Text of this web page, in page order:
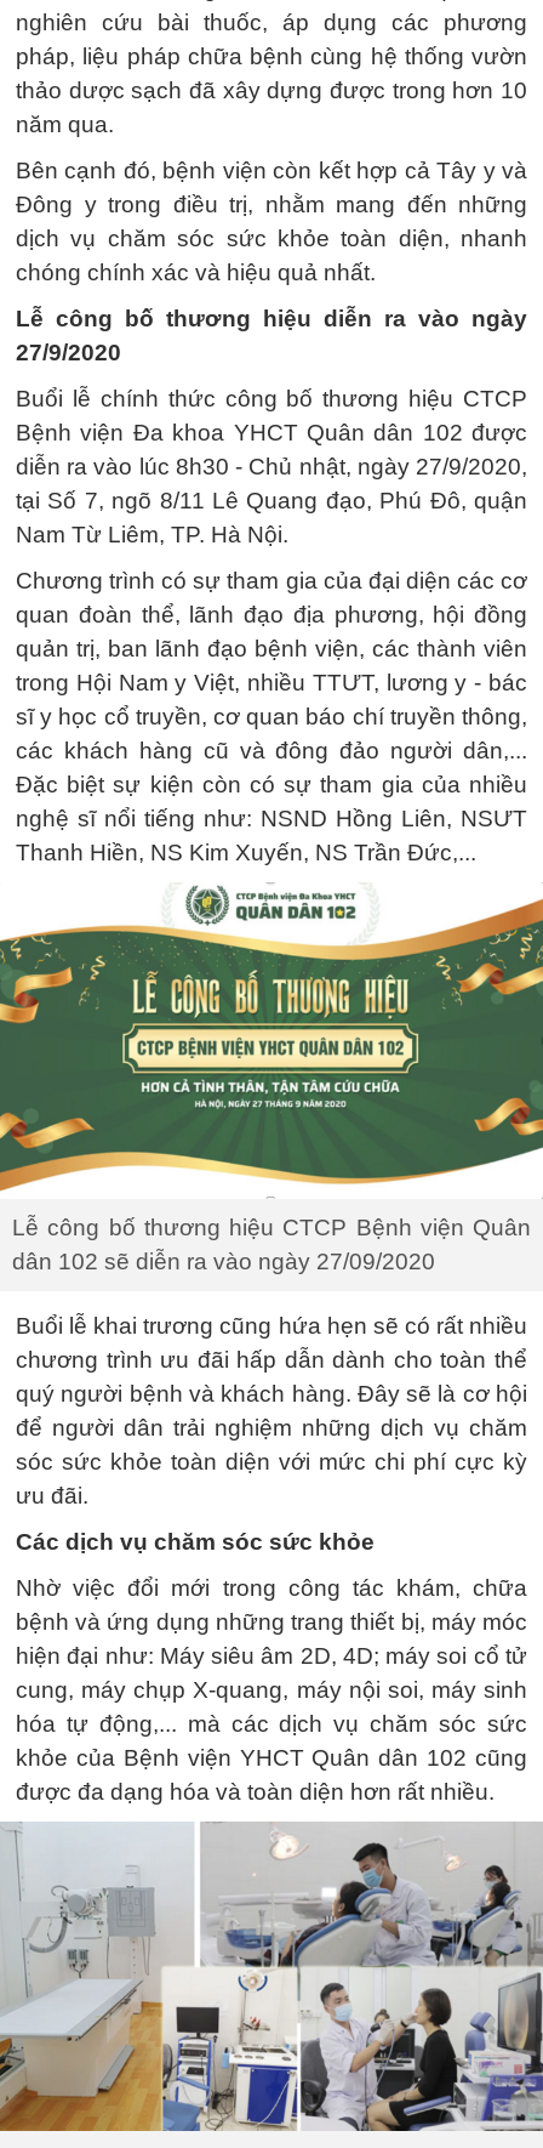
nghiên cứu bài thuốc, áp dụng các phương
pháp, liệu pháp chữa bệnh cùng hệ thống vườn
thảo dược sạch đã xây dựng được trong hơn 10
năm qua.
Bên cạnh đó, bệnh viện còn kết hợp cả Tây y và
Đông y trong điều trị, nhằm mang đến những
dịch vụ chăm sóc sức khỏe toàn diện, nhanh
chóng chính xác và hiệu quả nhất.
Lễ công bố thương hiệu diễn ra vào ngày
27/9/2020
Buổi lễ chính thức công bố thương hiệu CTCP
Bệnh viện Đa khoa YHCT Quân dân 102 được
diễn ra vào lúc 8h30 - Chủ nhật, ngày 27/9/2020,
tại Số 7, ngõ 8/11 Lê Quang đạo, Phú Đô, quận
Nam Từ Liêm, TP. Hà Nội.
Chương trình có sự tham gia của đại diện các cơ
quan đoàn thể, lãnh đạo địa phương, hội đồng
quản trị, ban lãnh đạo bệnh viện, các thành viên
trong Hội Nam y Việt, nhiều TTƯT, lương y - bác
sĩ y học cổ truyền, cơ quan báo chí truyền thông,
các khách hàng cũ và đông đảo người dân,...
Đặc biệt sự kiện còn có sự tham gia của nhiều
nghệ sĩ nổi tiếng như: NSND Hồng Liên, NSƯT
Thanh Hiền, NS Kim Xuyến, NS Trần Đức,...
Lễ công bố thương hiệu CTCP Bệnh viện Quân
dân 102 sẽ diễn ra vào ngày 27/09/2020
Buổi lễ khai trương cũng hứa hẹn sẽ có rất nhiều
chương trình ưu đãi hấp dẫn dành cho toàn thể
quý người bệnh và khách hàng. Đây sẽ là cơ hội
để người dân trải nghiệm những dịch vụ chăm
sóc sức khỏe toàn diện với mức chi phí cực kỳ
ưu đãi.
Các dịch vụ chăm sóc sức khỏe
Nhờ việc đổi mới trong công tác khám, chữa
bệnh và ứng dụng những trang thiết bị, máy móc
hiện đại như: Máy siêu âm 2D, 4D; máy soi cổ tử
cung, máy chụp X-quang, máy nội soi, máy sinh
hóa tự động,... mà các dịch vụ chăm sóc sức
khỏe của Bệnh viện YHCT Quân dân 102 cũng
được đa dạng hóa và toàn diện hơn rất nhiều.